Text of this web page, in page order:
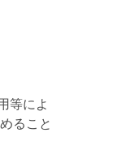
等によ
ること